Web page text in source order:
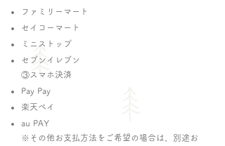
ファミリーマート
セイコーマート
ミニストップ
​セブンイレブン
③スマホ決済
Pay Pay
​楽天ペイ
au PAY
​※その他お支払方法をご希望の場合は、別途お